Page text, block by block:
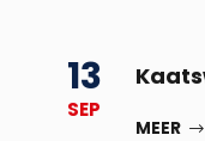
13
SEP
MEER